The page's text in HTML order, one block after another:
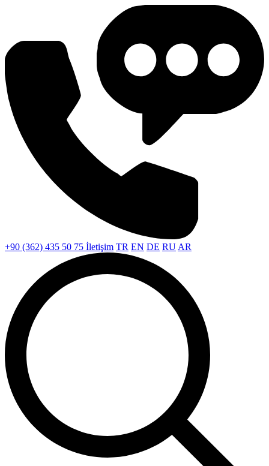
+90 (362) 435 50 75 İletişim TR EN DE RU AR